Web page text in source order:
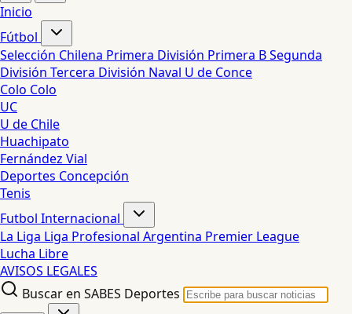
Inicio
Fútbol
Selección Chilena Primera División Primera BSegunda
División Tercera División Naval U de Conce
Colo Colo
UC
U de Chile
Huachipato
Fernández Vial
Deportes Concepción
Tenis
Futbol Internacional
La Liga Liga Profesional Argentina Premier League
Lucha Libre
AVISOS LEGALES
Buscar en SABES Deportes